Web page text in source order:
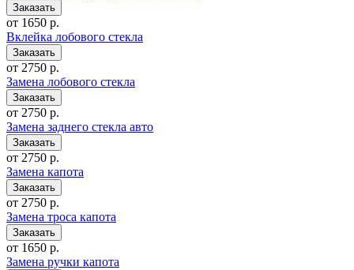
от 1650 р.
Вклейка лобового стекла
от 2750 р.
Замена лобового стекла
от 2750 р.
Замена заднего стекла авто
от 2750 р.
Замена капота
от 2750 р.
Замена троса капота
от 1650 р.
Замена ручки капота